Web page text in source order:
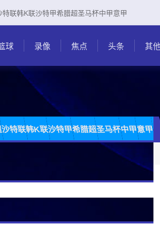
特联韩K联沙特甲希腊超圣马杯中甲意甲
球 录像 焦点 头条 其
沙特联韩K联沙特甲希腊超圣马杯中甲意甲